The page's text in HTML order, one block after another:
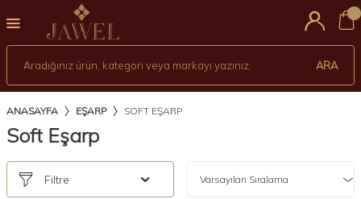
ARA
ANASAYFA EŞARP SOFT EŞARP
Soft Eşarp
Filtre